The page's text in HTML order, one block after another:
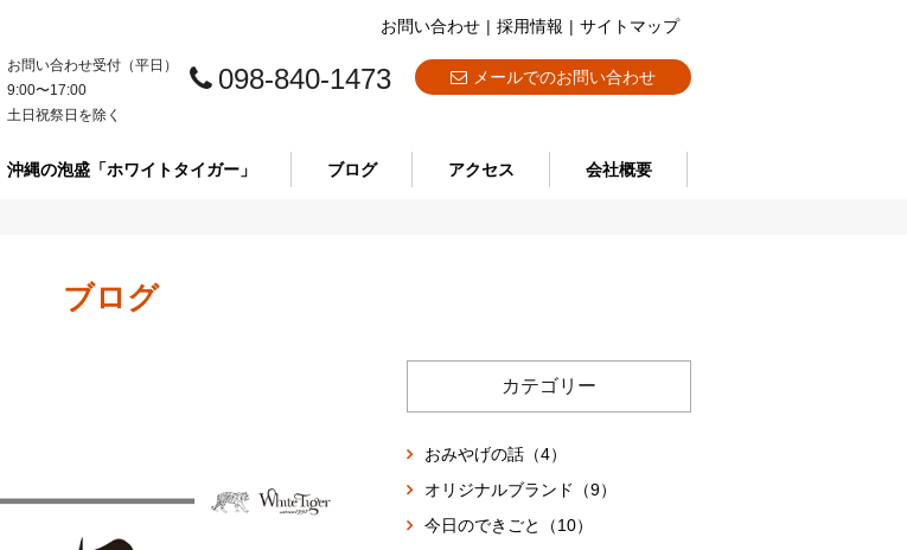
お問い合わせ | 採用情報 | サイトマップ
お問い合わせ受付（平日）
9:00〜17:00
土日祝祭日を除く
098-840-1473 メールでのお問い合わせ
沖縄の泡盛「ホワイトタイガー」 ブログ アクセス 会社概要
ブログ
カテゴリー
おみやげの話（4）
オリジナルブランド（9）
今日のできごと（10）